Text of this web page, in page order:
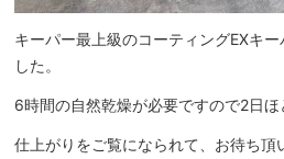
キーパー最上級のコーティングEXキ
した。
6時間の自然乾燥が必要ですので2日ほ
仕上がりをご覧になられて、お待ち頂